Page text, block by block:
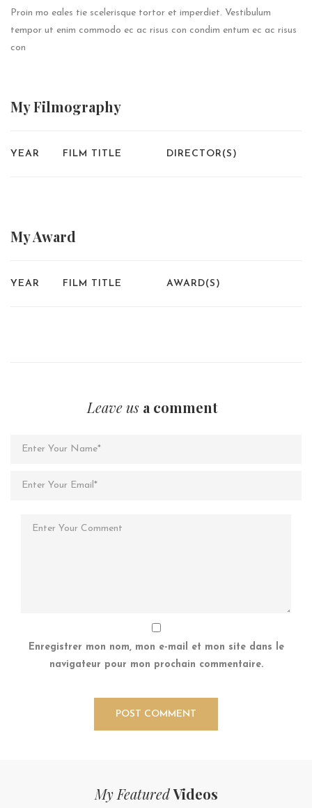
Proin mo eales tie scelerisque tortor et imperdiet. Vestibulum
tempor ut enim commodo ec ac risus con condim entum ec ac risus
con
MyFilmography
YEAR FILM TITLE DIRECTOR(S)
MyAward
YEAR FILM TITLE AWARD(S)
Leave us a comment
Enregistrer mon nom, mon e-mail et mon site dans le
navigateur pour mon prochain commentaire.
My FeaturedVideos